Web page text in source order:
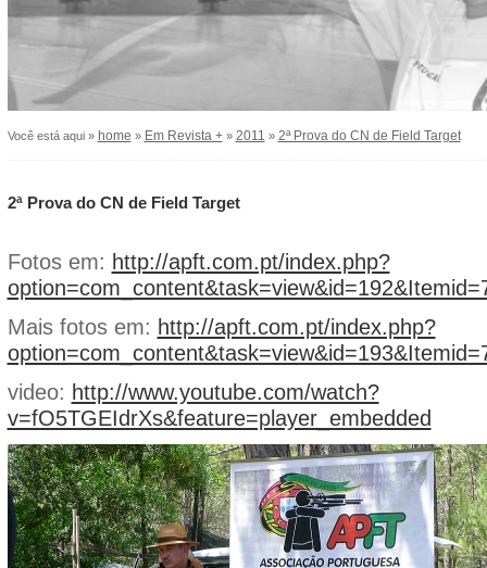
Você está aqui » home » Em Revista +» 2011 » 2ª Prova do CN de Field Target
2ª Prova do CN de Field Target
Fotos em: http://apft.com.pt/index.php?
Mais fotos em: http://apft.com.pt/index.php?
video: http://www.youtube.com/watch?
v=fO5TGEIdrXs&feature=player_embedded